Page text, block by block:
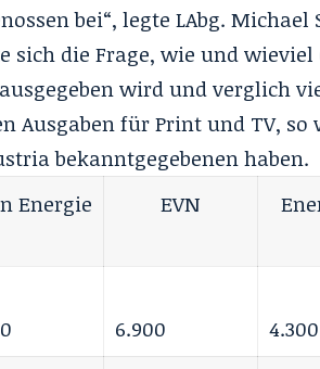
bei“, legte LAbg.
sich die Frage, wie und
wird und verglich
Ausgaben für Print und TV, so
bekanntgegebenen haben.
Energie
EVN
6.900 4.300